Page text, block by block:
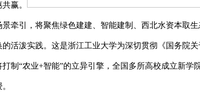
赢。
牵引，将聚焦绿色建建、智能建制、西北水资本取
活泼实践。这是浙江工业大学为深切贯彻《国务院
制“农业+智能”的立异引擎，全国多所高校成立新